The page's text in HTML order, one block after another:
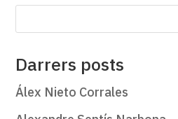
Darrers posts
Álex Nieto Corrales